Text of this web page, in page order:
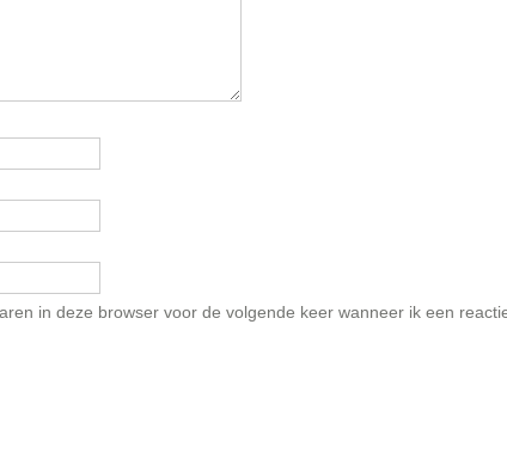
in deze browser voor de volgende keer wanneer ik een